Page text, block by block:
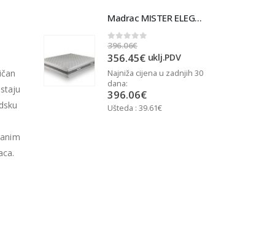
30
Madrac MISTER ELEGANCE 90x200
0out of 5
396.06€
356.45€ uklj.PDV
Najniža cijena u zadnjih 30
dana:
396.06€
Ušteda : 39.61€